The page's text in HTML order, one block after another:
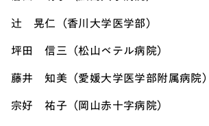
辻 晃仁（香川大学医学部）
坪田 信三（松山ベテル病院）
藤井 知美（愛媛大学医学部附属病院）
宗好 祐子（岡山赤十字病院）